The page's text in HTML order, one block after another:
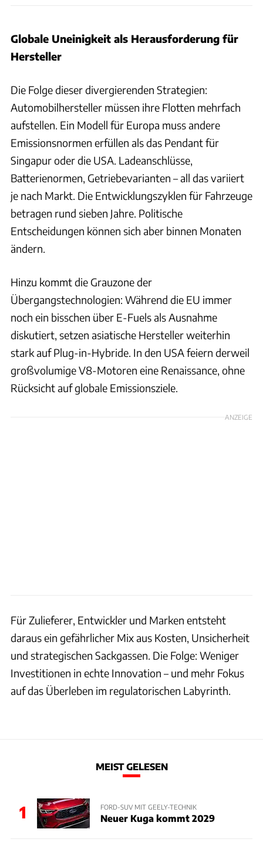
Globale Uneinigkeit als Herausforderung für
Hersteller
Die Folge dieser divergierenden Strategien:
Automobilhersteller müssen ihre Flotten mehrfach
aufstellen. Ein Modell für Europa muss andere
Emissionsnormen erfüllen als das Pendant für
Singapur oder die USA. Ladeanschlüsse,
Batterienormen, Getriebevarianten – all das variiert
je nach Markt. Die Entwicklungszyklen für Fahrzeuge
betragen rund sieben Jahre. Politische
Entscheidungen können sich aber binnen Monaten
ändern.
Hinzu kommt die Grauzone der
Übergangstechnologien: Während die EU immer
noch ein bisschen über E-Fuels als Ausnahme
diskutiert, setzen asiatische Hersteller weiterhin
stark auf Plug-in-Hybride. In den USA feiern derweil
großvolumige V8-Motoren eine Renaissance, ohne
Rücksicht auf globale Emissionsziele.
ANZEIGE
Für Zulieferer, Entwickler und Marken entsteht
daraus ein gefährlicher Mix aus Kosten, Unsicherheit
und strategischen Sackgassen. Die Folge: Weniger
Investitionen in echte Innovation – und mehr Fokus
auf das Überleben im regulatorischen Labyrinth.
MEIST GELESEN
1 FORD-SUV MIT GEELY-TECHNIK
Neuer Kuga kommt 2029